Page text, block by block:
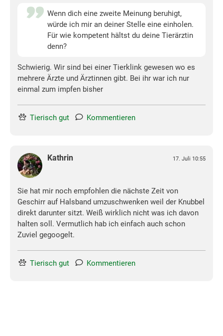
Wenn dich eine zweite Meinung beruhigt,
würde ich mir an deiner Stelle eine einholen.
Für wie kompetent hältst du deine Tierärztin
denn?
Schwierig. Wir sind bei einer Tierklink gewesen wo es
mehrere Ärzte und Ärztinnen gibt. Bei ihr war ich nur
einmal zum impfen bisher
Tierisch gut Kommentieren
Kathrin 17. Juli 10:55
Sie hat mir noch empfohlen die nächste Zeit von
Geschirr auf Halsband umzuschwenken weil der Knubbel
direkt darunter sitzt. Weiß wirklich nicht was ich davon
halten soll. Vermutlich hab ich einfach auch schon
Zuviel gegoogelt.
Tierisch gut Kommentieren